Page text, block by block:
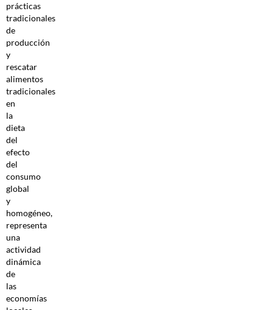
prácticas
tradicionales
de
producción
y
rescatar
alimentos
tradicionales
en
la
dieta
del
efecto
del
consumo
global
y
homogéneo,
representa
una
actividad
dinámica
de
las
economías